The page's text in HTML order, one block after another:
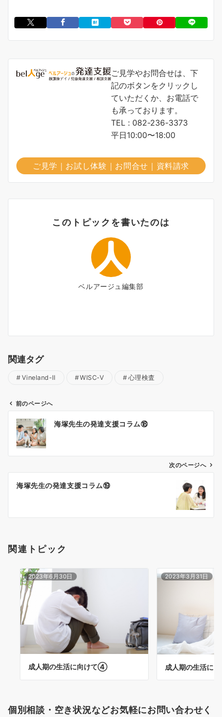
ご見学やお問合せは、下
記のボタンをクリックし
ていただくか、お電話で
も承っております。
TEL : 082-236-3373
平日10:00〜18:00
ご見学｜お試し体験｜お問合せ｜資料請求
このトピックを書いたのは
ベルアージュ編集部
関連タグ
Vineland-Ⅱ WISC-Ⅴ 心理検査
投
稿
ナ
ビ
ゲ
シ
ン
前のページへ
海塚先生の発達支援コラム⑱
次のページへ
海塚先生の発達支援コラム⑲
関連トピック
2023年6月30日
成人期の生活に向けて④
2023年3月31日
成人期の生活に
個別相談・空き状況などお気軽にお問い合わせく